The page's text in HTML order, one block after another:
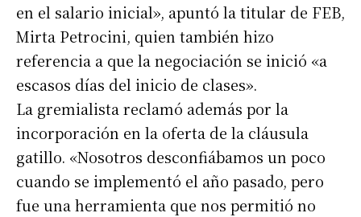
en el salario inicial», apuntó la titular de FEB,
Mirta Petrocini, quien también hizo
referencia a que la negociación se inició «a
escasos días del inicio de clases».
La gremialista reclamó además por la
incorporación en la oferta de la cláusula
gatillo. «Nosotros desconfiábamos un poco
cuando se implementó el año pasado, pero
fue una herramienta que nos permitió no